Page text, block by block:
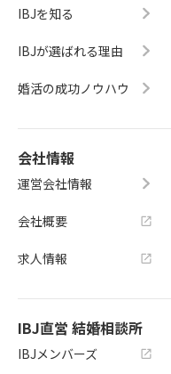
IBJを知る
IBJが選ばれる理由
婚活の成功ノウハウ
会社情報
運営会社情報
会社概要
求人情報
IBJ直営 結婚相談所
IBJメンバーズ